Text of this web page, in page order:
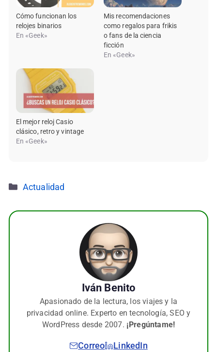
Cómo funcionan los
relojes binarios
En «Geek»
Mis recomendaciones
como regalos para frikis
o fans de la ciencia
ficción
En «Geek»
El mejor reloj Casio
clásico, retro y vintage
En «Geek»
Categorías
Actualidad
Iván Benito
Apasionado de la lectura, los viajes y la
privacidad online. Experto en tecnología, SEO y
WordPress desde 2007. ¡Pregúntame!
Correo LinkedIn